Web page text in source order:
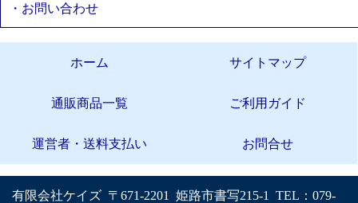
・お問い合わせ
ホーム サイトマップ
通販商品一覧 ご利用ガイド
運営者・送料支払い お問合せ
有限会社ケイズ 〒671-2201 姫路市書写215-1 TEL：079-